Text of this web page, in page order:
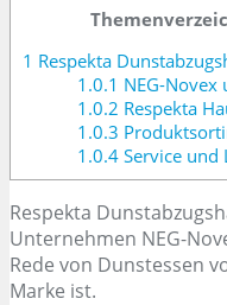
1 Respekta
1.0.1 NEG-Novex
1.0.2 Respekta
1.0.3
1.0.4Service und
Respekta
Unternehmen NEG-
Rede von Dunstessen
Marke ist.